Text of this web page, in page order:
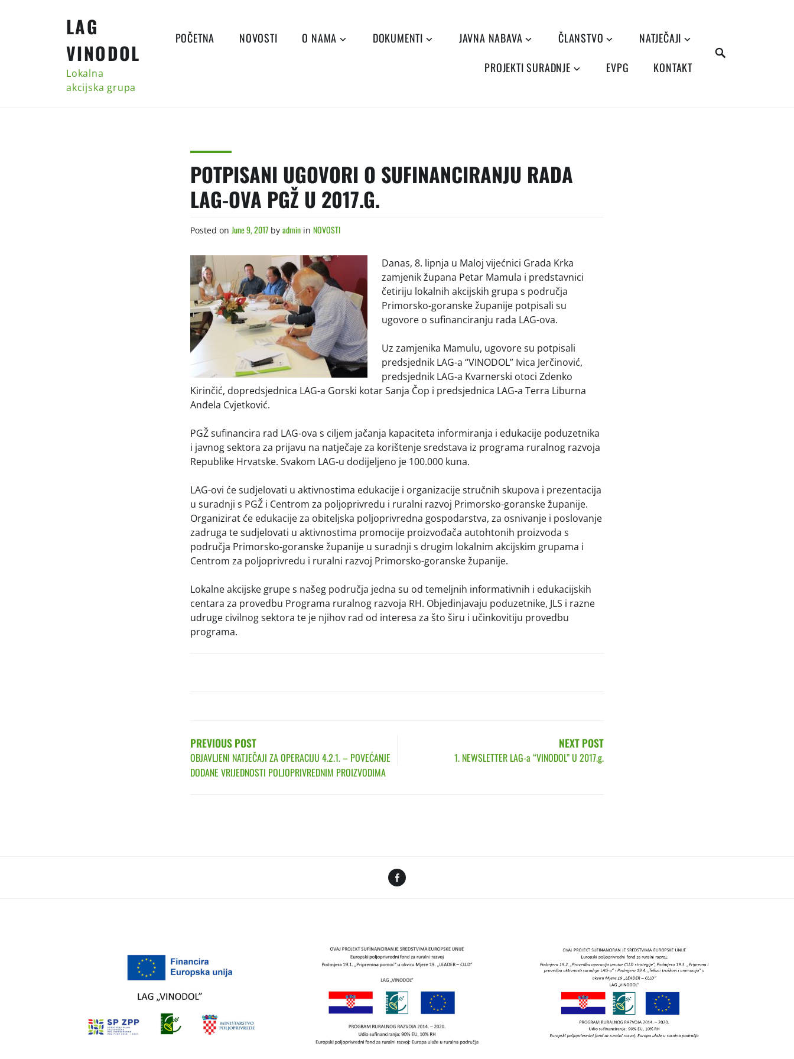
LAG
VINODOL
Lokalna
akcijska grupa
POČETNA NOVOSTI O NAMA DOKUMENTI JAVNA NABAVA ČLANSTVO
NATJEČAJI
PROJEKTI SURADNJE
EVPG KONTAKT
POTPISANI UGOVORI O SUFINANCIRANJU RADA
LAG-OVA PGŽ U 2017.G.
Posted on June 9, 2017 by admin in NOVOSTI
Danas, 8. lipnja u Maloj vijećnici Grada Krka
zamjenik župana Petar Mamula i predstavnici
četiriju lokalnih akcijskih grupa s područja
Primorsko-goranske županije potpisali su
ugovore o sufinanciranju rada LAG-ova.
Uz zamjenika Mamulu, ugovore su potpisali
predsjednik LAG-a “VINODOL” Ivica Jerčinović,
predsjednik LAG-a Kvarnerski otoci Zdenko
Kirinčić, dopredsjednica LAG-a Gorski kotar Sanja Čop i predsjednica LAG-a Terra Liburna
Anđela Cvjetković.
PGŽ sufinancira rad LAG-ova s ciljem jačanja kapaciteta informiranja i edukacije poduzetnika
i javnog sektora za prijavu na natječaje za korištenje sredstava iz programa ruralnog razvoja
Republike Hrvatske. Svakom LAG-u dodijeljeno je 100.000 kuna.
LAG-ovi će sudjelovati u aktivnostima edukacije i organizacije stručnih skupova i prezentacija
u suradnji s PGŽ i Centrom za poljoprivredu i ruralni razvoj Primorsko-goranske županije.
Organizirat će edukacije za obiteljska poljoprivredna gospodarstva, za osnivanje i poslovanje
zadruga te sudjelovati u aktivnostima promocije proizvođača autohtonih proizvoda s
područja Primorsko-goranske županije u suradnji s drugim lokalnim akcijskim grupama i
Centrom za poljoprivredu i ruralni razvoj Primorsko-goranske županije.
Lokalne akcijske grupe s našeg područja jedna su od temeljnih informativnih i edukacijskih
centara za provedbu Programa ruralnog razvoja RH. Objedinjavaju poduzetnike, JLS i razne
udruge civilnog sektora te je njihov rad od interesa za što širu i učinkovitiju provedbu
programa.
PREVIOUS POST
OBJAVLJENI NATJEČAJI ZA OPERACIJU 4.2.1. – POVEĆANJE
DODANE VRIJEDNOSTI POLJOPRIVREDNIM PROIZVODIMA
NEXT POST
1. NEWSLETTER LAG-a “VINODOL” U 2017.g.